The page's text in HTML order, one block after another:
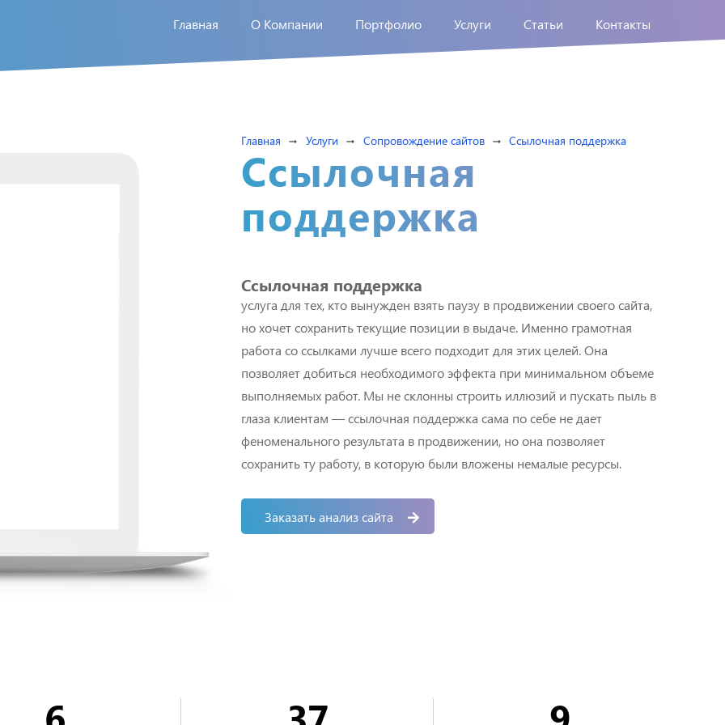
Главная О Компании Портфолио Услуги Статьи Контакты
Главная arrow_right_alt Услуги arrow_right_alt Сопровождение сайтов arrow_right_alt Ссылочная поддержка
Ссылочная
поддержка
Ссылочная поддержка
услуга для тех, кто вынужден взять паузу в продвижении своего сайта,
но хочет сохранить текущие позиции в выдаче. Именно грамотная
работа со ссылками лучше всего подходит для этих целей. Она
позволяет добиться необходимого эффекта при минимальном объеме
выполняемых работ. Мы не склонны строить иллюзий и пускать пыль в
глаза клиентам — ссылочная поддержка сама по себе не дает
феноменального результата в продвижении, но она позволяет
сохранить ту работу, в которую были вложены немалые ресурсы.
Заказать анализ сайта